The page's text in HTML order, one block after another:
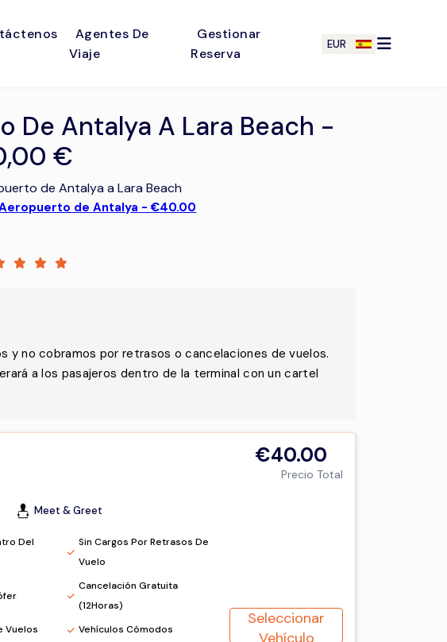
Agentes De
Viaje
Gestionar
Reserva
EUR
De Antalya A Lara Beach -
€
de Antalya a Lara Beach
de Antalya - €40.00
no cobramos por retrasos o cancelaciones de vuelos.
a los pasajeros dentro de la terminal con un cartel
Meet & Greet
Del
Sin Cargos Por Retrasos De
Vuelo
Cancelación Gratuita
(12Horas)
Vuelos
Vehículos Cómodos
€40.00
Precio Total
Seleccionar
Vehículo